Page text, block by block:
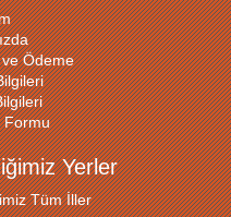
Ödeme
Formu
Yerler
Tüm İller